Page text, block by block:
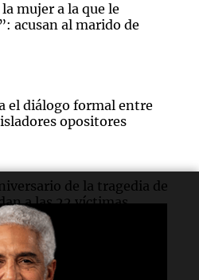
mujer a la que le
acusan al marido de
el diálogo formal entre
opositores
de la tragedia de
a las 22 víctimas
a todos: Fer